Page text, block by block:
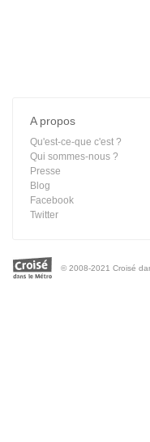
A propos
Qu'est-ce-que c'est ?
Qui sommes-nous ?
Presse
Blog
Facebook
Twitter
© 2008-2021 Croisé